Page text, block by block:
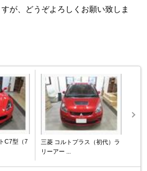
が、どうぞよろしくお願い致しま
C7型（7
三菱 コルトプラス（初代）ラ
リーアー ...